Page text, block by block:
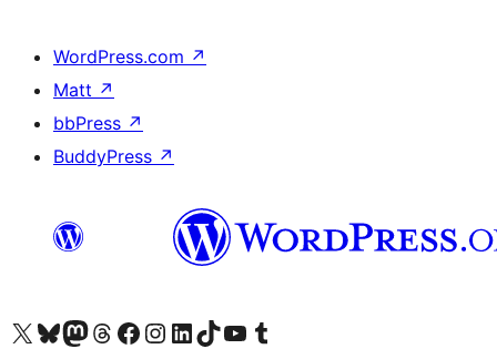
WordPress.com ↗
Matt ↗
bbPress ↗
BuddyPress ↗
Visitez notre compte X (précédemment Twitter)
Visiter notre compte Bluesky
Visiter notre compte Mastodon
Visiter notre compte Threads
Consulter notre compte Facebook
Consulter notre compte Instagram
Consulter notre compte LinkedIn
Visiter notre compte TokTok
Visiter notre chaîne YouTube
Visiter notre compte Tumblr